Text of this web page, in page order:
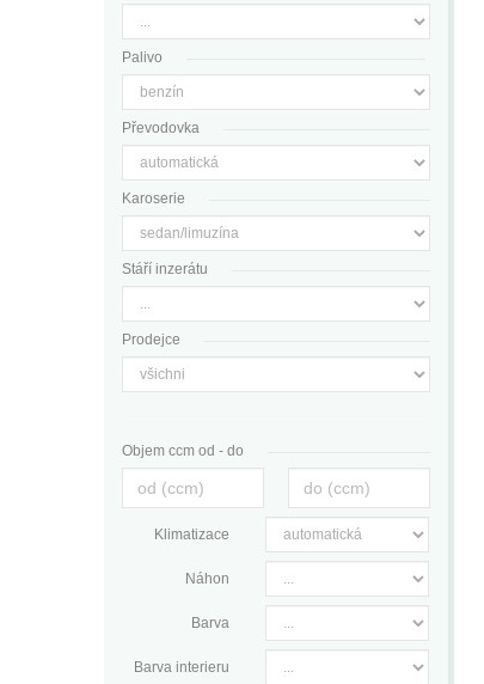
Palivo
Převodovka
Karoserie
Stáří inzerátu
Prodejce
Objem ccm od - do
Klimatizace
Náhon
Barva
Barva interieru